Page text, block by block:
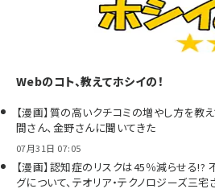
Webのコト、教えてホシイの！
【漫画】質の高いクチコミの増やし方を教
間さん、金野さんに聞いてきた
07月31日 07:05
【漫画】認知症のリスクは45％減らせる!?
グについて、テオリア・テクノロジーズ三